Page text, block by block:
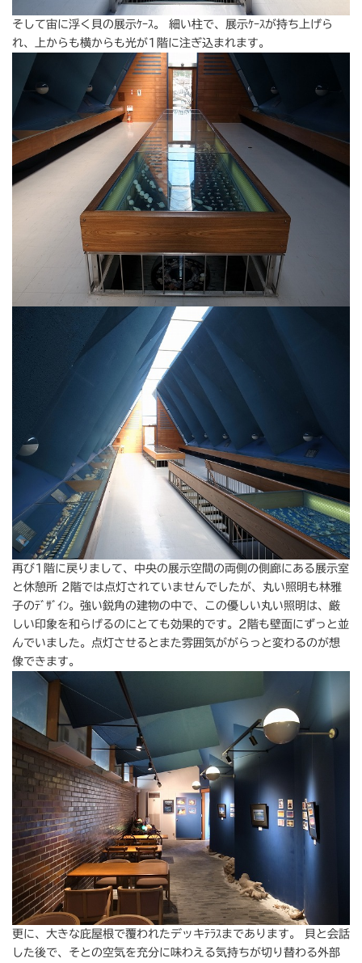
そして宙に浮く貝の展示ｹｰｽ。 細い柱で、展示ｹｰｽが持ち上げら
れ、上からも横からも光が1階に注ぎ込まれます。
再び1階に戻りまして、中央の展示空間の両側の側廊にある展示室
と休憩所 2階では点灯されていませんでしたが、丸い照明も林雅
子のﾃﾞｻﾞｲﾝ。強い鋭角の建物の中で、この優しい丸い照明は、厳
しい印象を和らげるのにとても効果的です。2階も壁面にずっと並
んでいました。点灯させるとまた雰囲気ががらっと変わるのが想
像できます。
更に、大きな庇屋根で覆われたデッキﾃﾗｽまであります。 貝と会話
した後で、そとの空気を充分に味わえる気持ちが切り替わる外部